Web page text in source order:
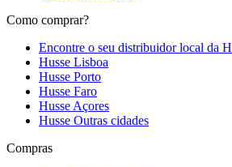
Como comprar?
Encontre o seu distribuidor local da
Husse Lisboa
Husse Porto
Husse Faro
Husse Açores
Husse Outras cidades
Compras